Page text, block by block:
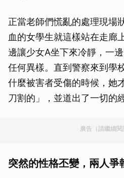
正當老師們慌亂的處理現場
血的女學生就這樣站在走廊
邊讓少女A坐下來冷靜，一
任何異樣。直到警察來到學
什麼被害者受傷的時候，她
刀割的」，並道出了一切的
廣告（請繼續閱
突然的性格丕變，兩人爭